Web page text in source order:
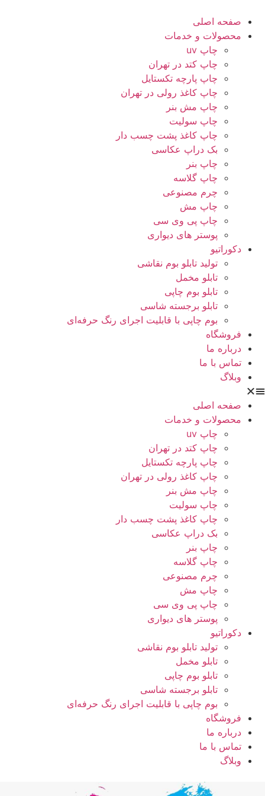
صفحه اصلی
محصولات و خدمات
چاپ uv
چاپ کتد در تهران
چاپ پارچه تکستایل
چاپ کاغذ رولی در تهران
چاپ مش بنر
چاپ سولیت
چاپ کاغذ پشت چسب دار
بک دراپ عکاسی
چاپ بنر
چاپ گلاسه
چرم مصنوعی
چاپ مش
چاپ پی وی سی
پوستر های دیواری
دکوراتیو
تولید تابلو بوم نقاشی
تابلو مخمل
تابلو بوم چاپی
تابلو برجسته شاسی
بوم چاپی با قابلیت اجرای رنگ حرفه‌ای
فروشگاه
درباره ما
تماس با ما
وبلاگ
صفحه اصلی
محصولات و خدمات
چاپ uv
چاپ کتد در تهران
چاپ پارچه تکستایل
چاپ کاغذ رولی در تهران
چاپ مش بنر
چاپ سولیت
چاپ کاغذ پشت چسب دار
بک دراپ عکاسی
چاپ بنر
چاپ گلاسه
چرم مصنوعی
چاپ مش
چاپ پی وی سی
پوستر های دیواری
دکوراتیو
تولید تابلو بوم نقاشی
تابلو مخمل
تابلو بوم چاپی
تابلو برجسته شاسی
بوم چاپی با قابلیت اجرای رنگ حرفه‌ای
فروشگاه
درباره ما
تماس با ما
وبلاگ